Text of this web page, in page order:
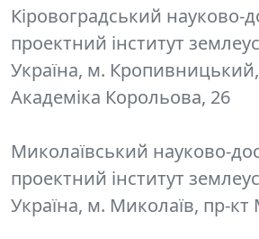
Кіровоградський науково-
проектний інститут
Україна, м.
Академіка Корольова, 26
Миколаївський науково-
проектний інститут
Україна, м. Миколаїв, пр-кт